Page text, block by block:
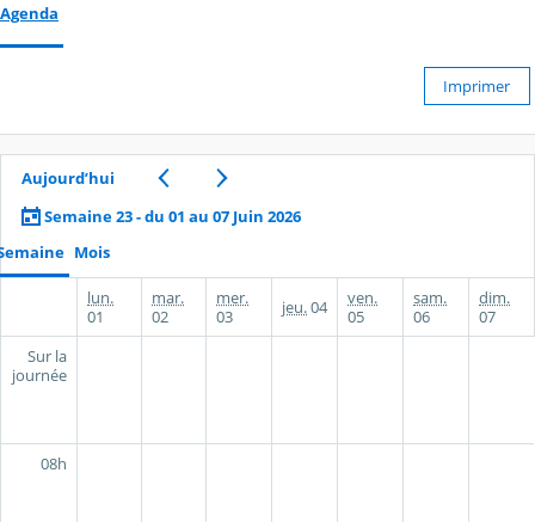
Agenda
Imprimer
Aujourd’hui
Semaine 23 - du 01 au 07 Juin 2026
Mois
lun.
01
mar.
02
mer.
03
jeu.04
ven.
05
sam.
06
dim.
07
Sur la
journée
08h